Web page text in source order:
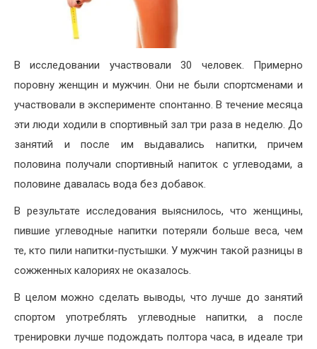
В исследовании участвовали 30 человек. Примерно
поровну женщин и мужчин. Они не были спортсменами и
участвовали в эксперименте спонтанно. В течение месяца
эти люди ходили в спортивный зал три раза в неделю. До
занятий и после им выдавались напитки, причем
половина получали спортивный напиток с углеводами, а
половине давалась вода без добавок.
В результате исследования выяснилось, что женщины,
пившие углеводные напитки потеряли больше веса, чем
те, кто пили напитки-пустышки. У мужчин такой разницы в
сожженных калориях не оказалось.
В целом можно сделать выводы, что лучше до занятий
спортом употреблять углеводные напитки, а после
тренировки лучше подождать полтора часа, в идеале три